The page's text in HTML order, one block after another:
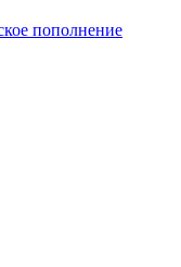
пополнение